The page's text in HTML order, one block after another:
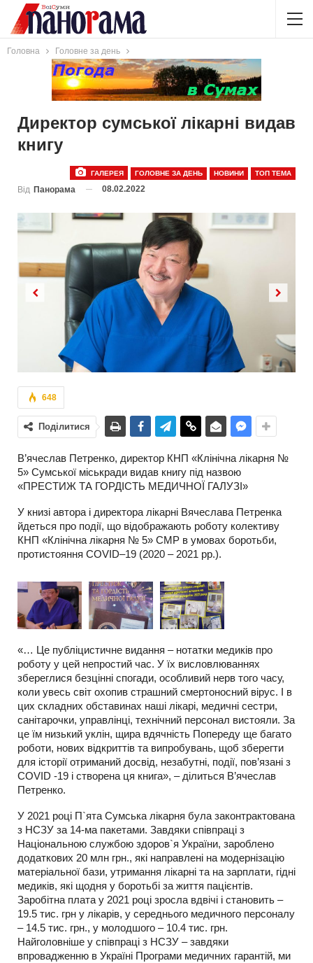
Головна Головне за день
Директор сумської лікарні видав
книгу
ГАЛЕРЕЯ ГОЛОВНЕ ЗА ДЕНЬ НОВИНИ ТОП ТЕМА
Від Панорама 08.02.2022
648
Поділитися
В’ячеслав Петренко, директор КНП «Клінічна лікарня №
5» Сумської міськради видав книгу під назвою
«ПРЕСТИЖ ТА ГОРДІСТЬ МЕДИЧНОЇ ГАЛУЗІ»
У книзі автора і директора лікарні Вячеслава Петренка
йдеться про події, що відображають роботу колективу
КНП «Клінічна лікарня № 5» СМР в умовах боротьби,
протистояння COVID–19 (2020 – 2021 рр.).
«… Це публіцистичне видання – нотатки медиків про
роботу у цей непростий час. У їх висловлюваннях
збереглися безцінні спогади, особливий нерв того часу,
коли увесь світ охопив страшний смертоносний вірус. І в
цих складних обставинах наші лікарі, медичні сестри,
санітарочки, управлінці, технічний персонал вистояли. За
це їм низький уклін, щира вдячність Попереду ще багато
роботи, нових відкриттів та випробувань, щоб зберегти
для історії отриманий досвід, незабутні, події, пов’язані з
COVID -19 і створена ця книга», – ділиться В’ячеслав
Петренко.
У 2021 році П`ята Сумська лікарня була законтрактована
з НСЗУ за 14-ма пакетами. Завдяки співпраці з
Національною службою здоров`я України, зароблено
додаткових 20 млн грн., які направлені на модернізацію
матеріальної бази, утримання лікарні та на зарплати, гідні
медиків, які щодня у боротьбі за життя пацієнтів.
Заробітна плата у 2021 році зросла вдвічі і становить –
19.5 тис. грн у лікарів, у середнього медичного персоналу
– 14.5 тис. грн., у молодшого – 10.4 тис. грн.
Найголовніше у співпраці з НСЗУ – завдяки
впровадженню в Україні Програми медичних гарантій, ми